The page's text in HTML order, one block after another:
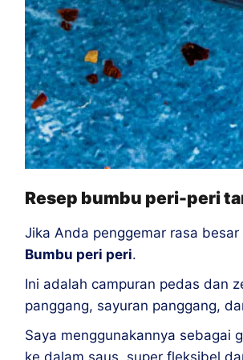
Resep bumbu peri-peri
Jika Anda penggemar rasa
Bumbu peri peri.
Ini adalah campuran pedas dan
panggang, sayuran panggang,
Saya menggunakannya sebagai
ke dalam saus, super fleksibel